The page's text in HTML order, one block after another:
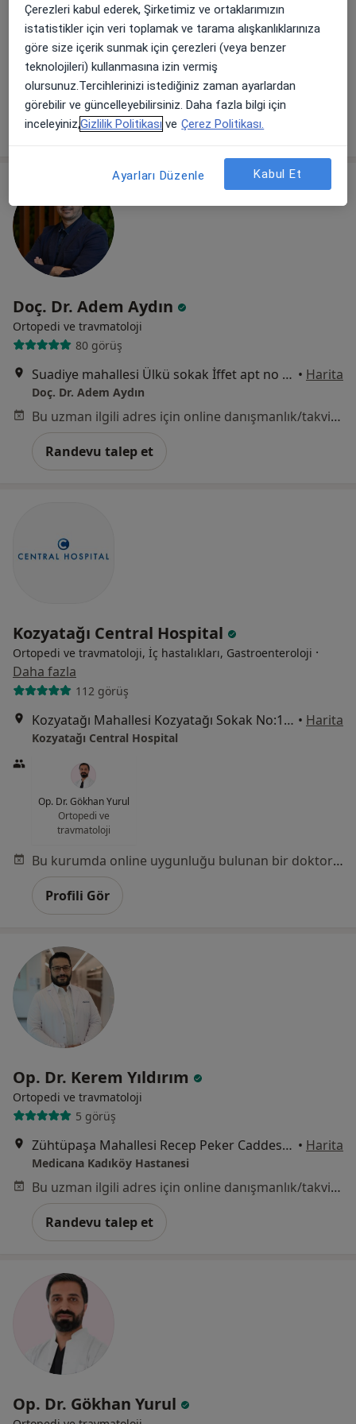
73 görüş
Suadiye mahallesi Ülkü sokak İffet apt no 7 kat 8 daire 8, İstanbul
Prof.Dr.Halil ATMACA
Randevu talep et
Doç. Dr. Adem Aydın
Ortopedi ve travmatoloji
80 görüş
Suadiye mahallesi Ülkü sokak İffet apt no 7 kat 8 daire, İstanbul • Harita
Doç. Dr. Adem Aydın
Bu uzman ilgili adres için online danışmanlık/takvim sunmuyor.
Randevu talep et
Kozyatağı Central Hospital
Ortopedi ve travmatoloji, İç hastalıkları, Gastroenteroloji ·
Daha fazla
112 görüş
Kozyatağı Mahallesi Kozyatağı Sokak No:19, Kadıköy • Harita
Kozyatağı Central Hospital
Op. Dr. Gökhan Yurul
Ortopedi ve
travmatoloji
Bu kurumda online uygunluğu bulunan bir doktor veya uzman bulunamadı
Profili Gör
Op. Dr. Kerem Yıldırım
Ortopedi ve travmatoloji
5 görüş
Zühtüpaşa Mahallesi Recep Peker Caddesi No:11, Kadıköy • Harita
Medicana Kadıköy Hastanesi
Bu uzman ilgili adres için online danışmanlık/takvim sunmuyor.
Randevu talep et
Op. Dr. Gökhan Yurul
Çerezleri kabul ederek, Şirketimiz ve ortaklarımızın
istatistikler için veri toplamak ve tarama alışkanlıklarınıza
göre size içerik sunmak için çerezleri (veya benzer
teknolojileri) kullanmasına izin vermiş
olursunuz.Tercihlerinizi istediğiniz zaman ayarlardan
görebilir ve güncelleyebilirsiniz. Daha fazla bilgi için
inceleyiniz,Gizlilik Politikası ve Çerez Politikası.
Ayarları Düzenle Kabul Et